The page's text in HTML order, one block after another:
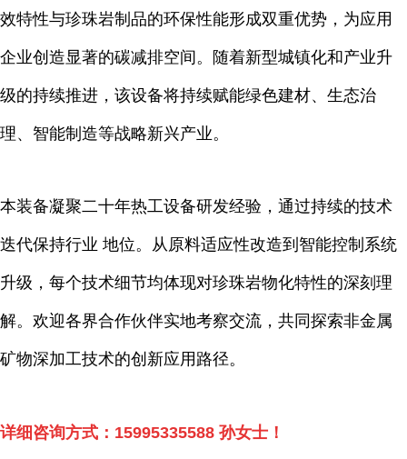
效特性与珍珠岩制品的环保性能形成双重优势，为应用
企业创造显著的碳减排空间。随着新型城镇化和产业升
级的持续推进，该设备将持续赋能绿色建材、生态治
理、智能制造等战略新兴产业。
本装备凝聚二十年热工设备研发经验，通过持续的技术
迭代保持行业 地位。从原料适应性改造到智能控制系统
升级，每个技术细节均体现对珍珠岩物化特性的深刻理
解。欢迎各界合作伙伴实地考察交流，共同探索非金属
矿物深加工技术的创新应用路径。
详细咨询方式： 15995335588 孙女士！